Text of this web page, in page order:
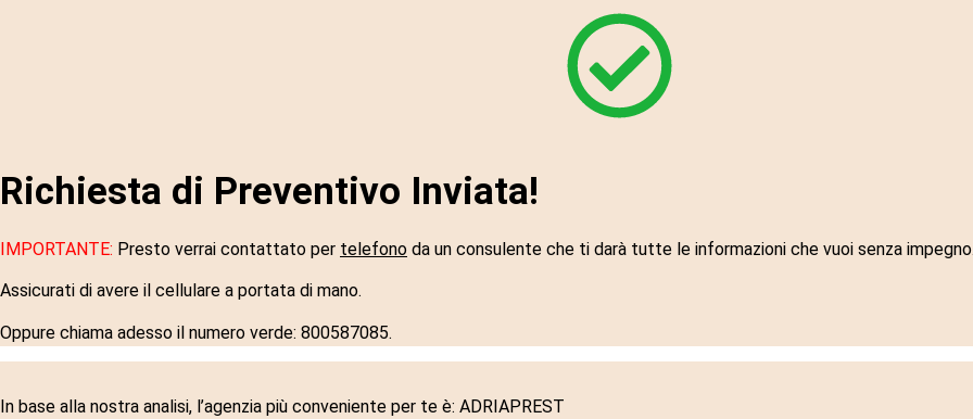
Richiesta di Preventivo Inviata!
IMPORTANTE: Presto verrai contattato per telefono da un consulente che ti darà tutte le informazioni che vuoi senza
Assicurati di avere il cellulare a portata di mano.
Oppure chiama adesso il numero verde: 800587085.
In base alla nostra analisi, l’agenzia più conveniente per te è: ADRIAPREST